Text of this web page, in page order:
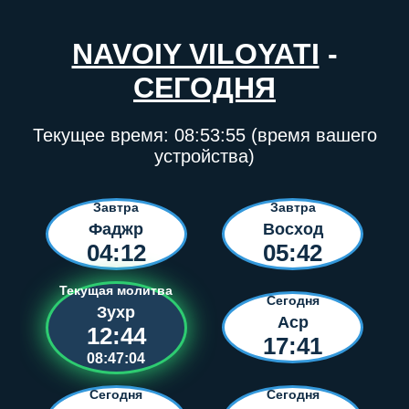
NAVOIY VILOYATI -
СЕГОДНЯ
Текущее время: 08:53:55(время вашего
устройства)
Завтра
Фаджр
04:12
Завтра
Восход
05:42
Текущая молитва
Зухр
12:44
08:47:04
Сегодня
Аср
17:41
Сегодня Сегодня